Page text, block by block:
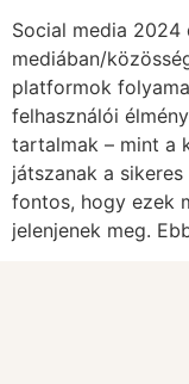
Social media
mediában/
platformok
felhasználói
tartalmak – mint a
játszanak a
fontos, hogy ezek
jelenjenek meg.